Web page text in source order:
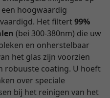
hoogwaardig
Het filtert99%
(bei 300-380nm) die uw
en onherstelbaar
het glas zijn voorzien
robuuste coating. U hoeft
over speciale
bij het reinigen van het